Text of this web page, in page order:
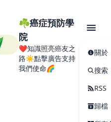
☘️癌症預防學
院
❤️知識照亮癌友之
路☀️點擊廣告支持
我們使命🌈
關於
搜索
RSS
歸檔